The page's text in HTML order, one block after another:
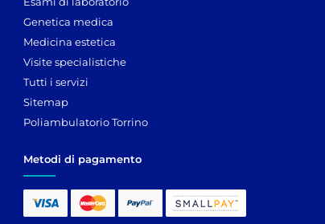
Genetica medica
Medicina estetica
Visite specialistiche
Tutti i servizi
Sitemap
Poliambulatorio Torrino
Metodi di pagamento